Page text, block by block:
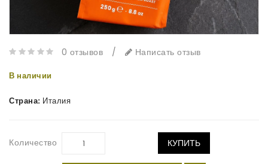
0 отзывов / Написать отзыв
В наличии
Страна: Италия
Количество КУПИТЬ